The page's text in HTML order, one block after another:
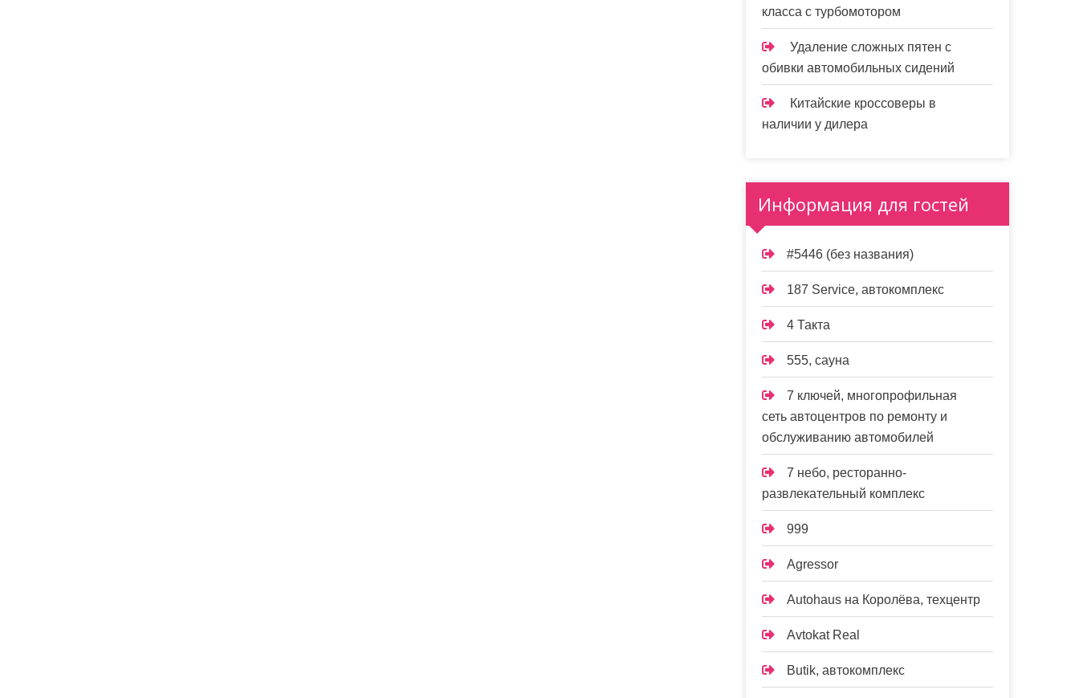
класса с турбомотором
Удаление сложных пятен с
обивки автомобильных сидений
Китайские кроссоверы в
наличии у дилера
Информация для гостей
#5446 (без названия)
187 Service, автокомплекс
4 Такта
555, сауна
7 ключей, многопрофильная
сеть автоцентров по ремонту и
обслуживанию автомобилей
7 небо, ресторанно-
развлекательный комплекс
999
Agressor
Autohaus на Королёва, техцентр
Avtokat Real
Butik, автокомплекс